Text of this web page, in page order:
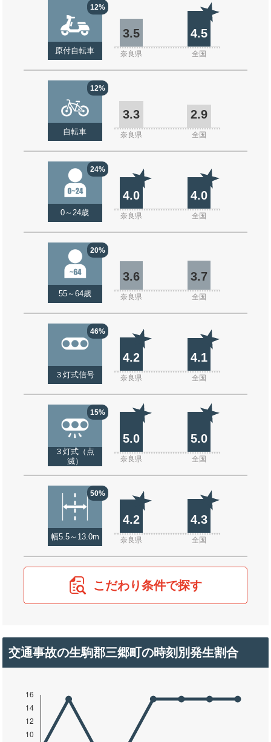
12%
原付自転車
3.5 4.5
奈良県 全国
12%
自転車
3.3 2.9
奈良県 全国
24%
0～24歳
4.0 4.0
奈良県 全国
20%
55～64歳
3.6 3.7
奈良県 全国
46%
３灯式信号
4.2 4.1
奈良県 全国
15%
３灯式（点
滅）
5.0 5.0
奈良県 全国
50%
幅5.5～13.0m
4.2 4.3
奈良県 全国
こだわり条件で探す
交通事故の生駒郡三郷町の時刻別発生割合